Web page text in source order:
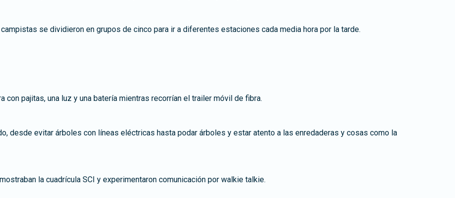
se dividieron en grupos de cinco para ir a diferentes estaciones cada media hora por la tarde.
con pajitas, una luz y una batería mientras recorrían el trailer móvil de fibra.
desde evitar árboles con líneas eléctricas hasta podar árboles y estar atento a las enredaderas y cosas como la
la cuadrícula SCI y experimentaron comunicación por walkie talkie.